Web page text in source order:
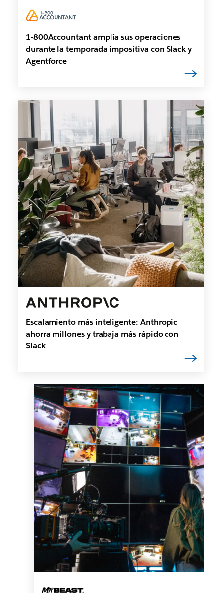
1-800Accountant amplía sus operaciones
durante la temporada impositiva con Slack y
Agentforce
Escalamiento más inteligente: Anthropic
ahorra millones y trabaja más rápido con
Slack